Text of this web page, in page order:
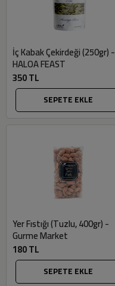
İç Kabak Çekirdeği (250gr) -
HALOA FEAST
350 TL
SEPETE EKLE
Yer Fıstığı (Tuzlu, 400gr) -
Gurme Market
180 TL
SEPETE EKLE